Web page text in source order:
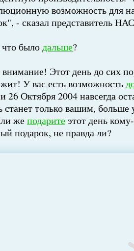
возможность для
- сказал представитель
былодальше?
внимание! Этот день до сих
У вас есть возможность
26 Октября 2004 навсегда
станет только вашим,
жеподаритеэтот день
подарок, не правда ли?